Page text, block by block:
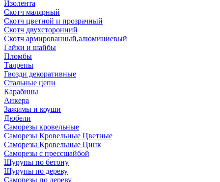
Изолента
Скотч малярный
Скотч цветной и прозрачный
Скотч двухсторонний
Скотч армированный,алюминиевый
Гайки и шайбы
Пломбы
Талрепы
Гвозди декоративные
Стальные цепи
Карабины
Анкера
Зажимы и коуши
Дюбели
Саморезы кровельные
Саморезы Кровельные Цветные
Саморезы Кровельные Цинк
Саморезы с прессшайбой
Шурупы по бетону
Шурупы по дереву
Саморезы по дереву